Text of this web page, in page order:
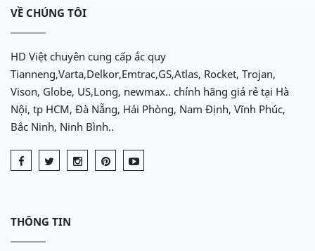
VỀ CHÚNG TÔI
HD Việt chuyên cung cấp ắc quy
Tianneng,Varta,Delkor,Emtrac,GS,Atlas, Rocket, Trojan,
Vison, Globe, US,Long, newmax.. chính hãng giá rẻ tại Hà
Nội, tp HCM, Đà Nẵng, Hải Phòng, Nam Định, Vĩnh Phúc,
Bắc Ninh, Ninh Bình..
THÔNG TIN